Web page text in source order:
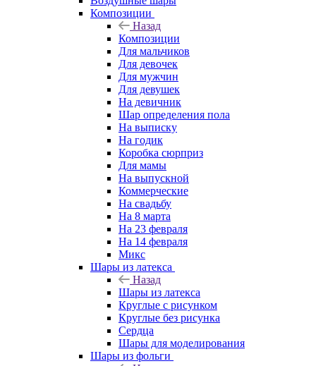
Композиции
Назад
Композиции
Для мальчиков
Для девочек
Для мужчин
Для девушек
На девичник
Шар определения пола
На выписку
На годик
Коробка сюрприз
Для мамы
На выпускной
Коммерческие
На свадьбу
На 8 марта
На 23 февраля
На 14 февраля
Микс
Шары из латекса
Назад
Шары из латекса
Круглые с рисунком
Круглые без рисунка
Сердца
Шары для моделирования
Шары из фольги